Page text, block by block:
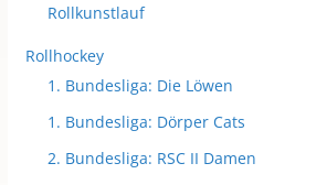
Rollkunstlauf
Rollhockey
1. Bundesliga: Die Löwen
1. Bundesliga: Dörper Cats
2. Bundesliga: RSC II Damen